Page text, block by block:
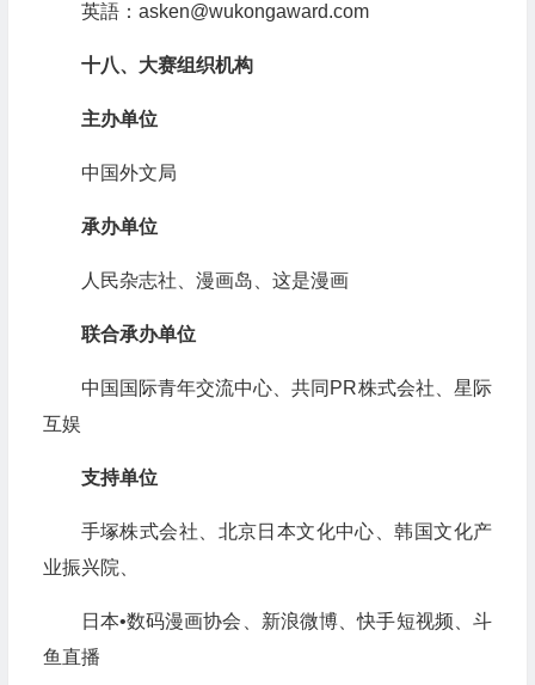
英語：asken@wukongaward.com
十八、大赛组织机构
主办单位
中国外文局
承办单位
人民杂志社、漫画岛、这是漫画
联合承办单位
中国国际青年交流中心、共同PR株式会社、星际
互娱
支持单位
手塚株式会社、北京日本文化中心、韩国文化产
业振兴院、
日本•数码漫画协会、新浪微博、快手短视频、斗
鱼直播